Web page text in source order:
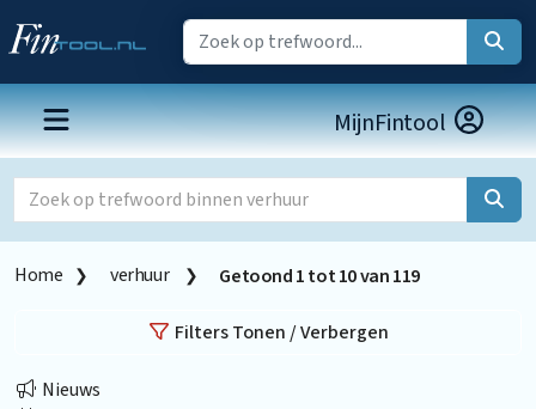
MijnFintool
Home verhuur Getoond1tot10van119
Filters Tonen / Verbergen
Nieuws